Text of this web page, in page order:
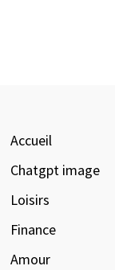
Accueil
Chatgpt image
Loisirs
Finance
Amour